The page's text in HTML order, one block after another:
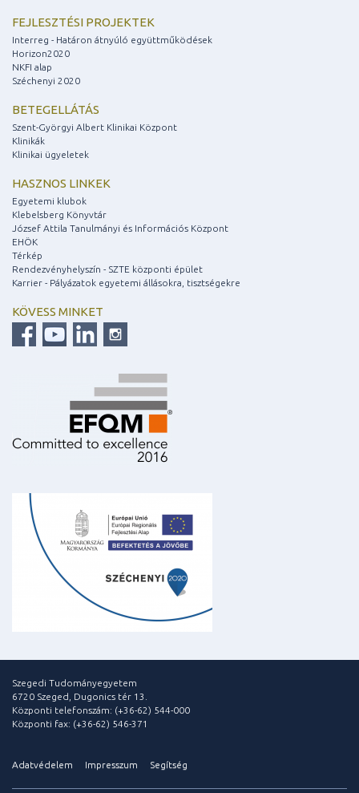
FEJLESZTÉSI PROJEKTEK
Interreg - Határon átnyúló együttműködések
Horizon2020
NKFI alap
Széchenyi 2020
BETEGELLÁTÁS
Szent-Györgyi Albert Klinikai Központ
Klinikák
Klinikai ügyeletek
HASZNOS LINKEK
Egyetemi klubok
Klebelsberg Könyvtár
József Attila Tanulmányi és Információs Központ
EHÖK
Térkép
Rendezvényhelyszín - SZTE központi épület
Karrier - Pályázatok egyetemi állásokra, tisztségekre
KÖVESS MINKET
Szegedi Tudományegyetem
6720 Szeged, Dugonics tér 13.
Központi telefonszám: (+36-62) 544-000
Központi fax: (+36-62) 546-371
Adatvédelem Impresszum Segítség